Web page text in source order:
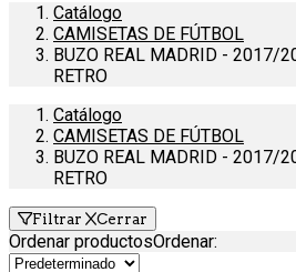
Catálogo
CAMISETAS DE FÚTBOL
BUZO REAL MADRID - 2017/
RETRO
Catálogo
CAMISETAS DE FÚTBOL
BUZO REAL MADRID - 2017/
RETRO
Filtrar Cerrar
Ordenar productosOrdenar: